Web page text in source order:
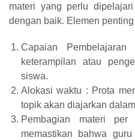
materi yang perlu
dengan baik. Elemen
Capaian
keterampilan atau
siswa.
Alokasi waktu : Prota
topik akan diajarkan
Pembagian materi
memastikan bahwa